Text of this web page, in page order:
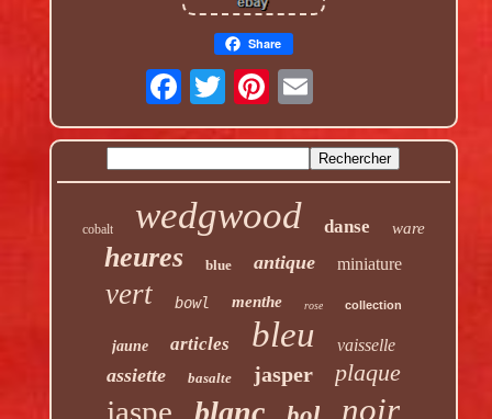
Share
cobalt wedgwood danse ware
heures blue antique miniature
vert bowl menthe rose collection
jaune articles bleu vaisselle
assiette basalte jasper plaque
jaspe blanc noir